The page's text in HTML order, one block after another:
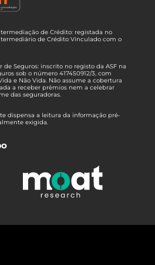
de Crédito: registada no
de Crédito Vinculado com o
de Seguros: inscrito no registo da ASF na
sob o número 417450912/3, com
e Não Vida. Não assume a cobertura
a receber prémios nem a celebrar
das seguradoras.
dispensa a leitura da informação pré-
exigida.